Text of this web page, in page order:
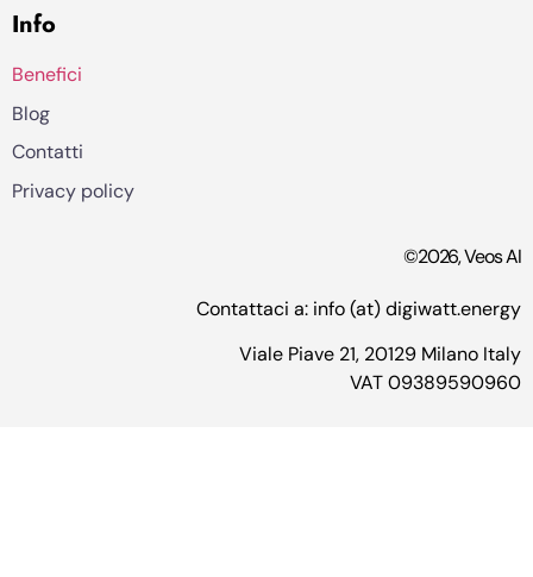
Info
Benefici
Blog
Contatti
Privacy policy
©2026, Veos AI
Contattaci a: info (at) digiwatt.energy
Viale Piave 21, 20129 Milano Italy
VAT 09389590960